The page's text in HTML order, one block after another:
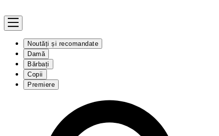
Noutăți și recomandate
Damă
Bărbați
Copii
Premiere